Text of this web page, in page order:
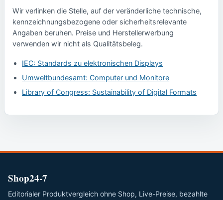
Wir verlinken die Stelle, auf der veränderliche technische,
kennzeichnungsbezogene oder sicherheitsrelevante
Angaben beruhen. Preise und Herstellerwerbung
verwenden wir nicht als Qualitätsbeleg.
IEC: Standards zu elektronischen Displays
Umweltbundesamt: Computer und Monitore
Library of Congress: Sustainability of Digital Formats
Shop24-7
Editorialer Produktvergleich ohne Shop, Live-Preise, bezahlte